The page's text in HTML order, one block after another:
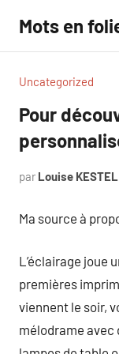
contenu
Mots en
Uncategorized
Pour
par Louise KESTEL
Ma source à
L’éclairage joue
premières
viennent le soir,
mélodrame avec